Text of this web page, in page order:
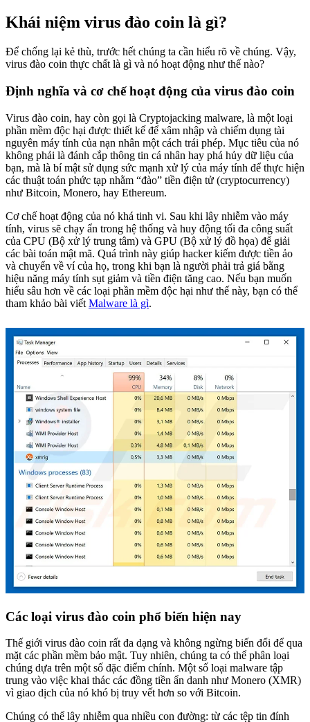
Khái niệm virus đào coin là gì?
Để chống lại kẻ thù, trước hết chúng ta cần hiểu rõ về chúng. Vậy,
virus đào coin thực chất là gì và nó hoạt động như thế nào?
Định nghĩa và cơ chế hoạt động của virus đào coin
Virus đào coin, hay còn gọi là Cryptojacking malware, là một loại
phần mềm độc hại được thiết kế để xâm nhập và chiếm dụng tài
nguyên máy tính của nạn nhân một cách trái phép. Mục tiêu của nó
không phải là đánh cắp thông tin cá nhân hay phá hủy dữ liệu của
bạn, mà là bí mật sử dụng sức mạnh xử lý của máy tính để thực hiện
các thuật toán phức tạp nhằm “đào” tiền điện tử (cryptocurrency)
như Bitcoin, Monero, hay Ethereum.
Cơ chế hoạt động của nó khá tinh vi. Sau khi lây nhiễm vào máy
tính, virus sẽ chạy ẩn trong hệ thống và huy động tối đa công suất
của CPU (Bộ xử lý trung tâm) và GPU (Bộ xử lý đồ họa) để giải
các bài toán mật mã. Quá trình này giúp hacker kiếm được tiền ảo
và chuyển về ví của họ, trong khi bạn là người phải trả giá bằng
hiệu năng máy tính sụt giảm và tiền điện tăng cao. Nếu bạn muốn
hiểu sâu hơn về các loại phần mềm độc hại như thế này, bạn có thể
tham khảo bài viết Malware là gì.
Các loại virus đào coin phổ biến hiện nay
Thế giới virus đào coin rất đa dạng và không ngừng biến đổi để qua
mặt các phần mềm bảo mật. Tuy nhiên, chúng ta có thể phân loại
chúng dựa trên một số đặc điểm chính. Một số loại malware tập
trung vào việc khai thác các đồng tiền ẩn danh như Monero (XMR)
vì giao dịch của nó khó bị truy vết hơn so với Bitcoin.
Chúng có thể lây nhiễm qua nhiều con đường: từ các tệp tin đính